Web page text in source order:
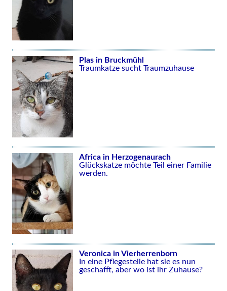
Plas in Bruckmühl
Traumkatze sucht Traumzuhause
Africa in Herzogenaurach
Glückskatze möchte Teil einer Familie
werden.
Veronica in Vierherrenborn
In eine Pflegestelle hat sie es nun
geschafft, aber wo ist ihr Zuhause?